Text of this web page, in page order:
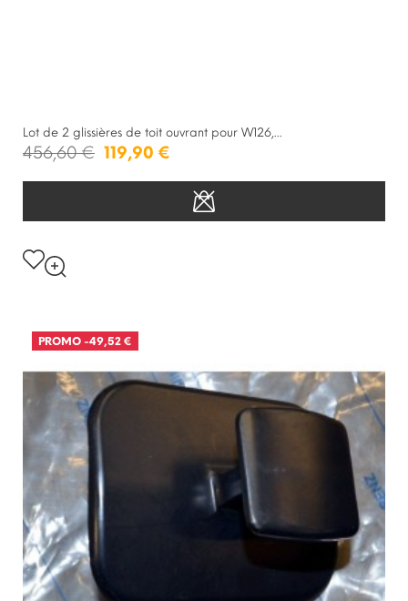
Lot de 2 glissières de toit ouvrant pour W126,...
456,60 € 119,90 €
PROMO -49,52 €